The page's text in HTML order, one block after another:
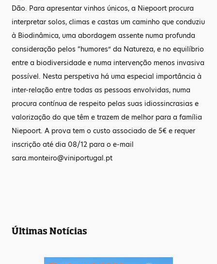
Dão. Para apresentar vinhos únicos, a Niepoort procura
interpretar solos, climas e castas um caminho que conduziu
à Biodinâmica, uma abordagem assente numa profunda
consideração pelos “humores” da Natureza, e no equilíbrio
entre a biodiversidade e numa intervenção menos invasiva
possível. Nesta perspetiva há uma especial importância à
inter-relação entre todas as pessoas envolvidas, numa
procura contínua de respeito pelas suas idiossincrasias e
valorização do que têm e trazem de melhor para a família
Niepoort. A prova tem o custo associado de 5€ e requer
inscrição até dia 08/12 para o e-mail
sara.monteiro@viniportugal.pt
Últimas Notícias